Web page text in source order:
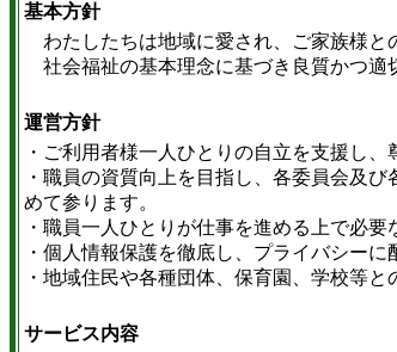
基本方針
わたしたちは地域に愛され、ご家族様と
社会福祉の基本理念に基づき良質かつ適
運営方針
・ご利用者様一人ひとりの自立を支援し
・職員の資質向上を目指し、各委員会及
めて参ります。
・職員一人ひとりが仕事を進める上で必
・個人情報保護を徹底し、プライバシーに
・地域住民や各種団体、保育園、学校等
サービス内容